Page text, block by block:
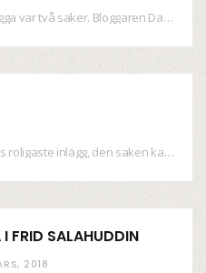
Anledningen att jag slutade blogga var två saker. Bloggaren Daniel skrev ut checkar som personen…
Det här kommer inte bli världens roligaste inlägg, den saken kan ni räkna med. Det…
I FRID SALAHUDDIN
2018